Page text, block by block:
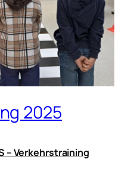
2025
– Verkehrstraining